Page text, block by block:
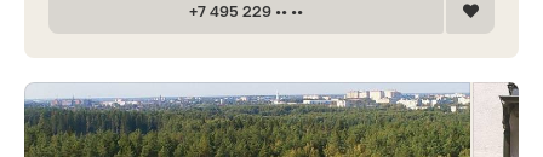
+7 495 229 •• ••